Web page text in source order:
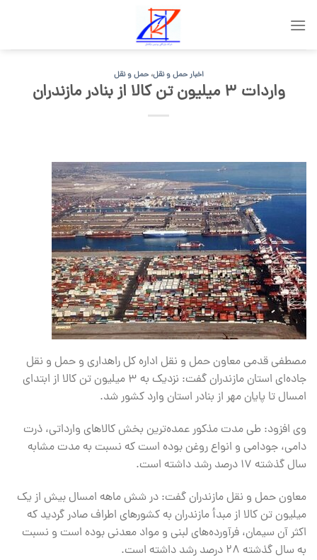
اخبار حمل و نقل،حمل و نقل
واردات ۳ میلیون تن کالا از بنادر مازندران
مصطفی قدمی معاون حمل و نقل اداره کل راهداری و حمل و نقل
جاده‌ای استان مازندران گفت: نزدیک به ۳ میلیون تن کالا از ابتدای
امسال تا پایان مهر از بنادر استان وارد کشور شد.
وی افزود: طی مدت مذکور عمده‌ترین بخش کالاهای وارداتی، ذرت
دامی، جودامی و انواع روغن بوده است که نسبت به مدت مشابه
سال گذشته ۱۷ درصد رشد داشته است.
معاون حمل و نقل مازندران گفت: در شش ماهه امسال بیش از یک
میلیون تن کالا از مبدأ مازندران به کشورهای اطراف صادر گردید که
اکثر آن سیمان، فرآورده‌های لبنی و مواد معدنی بوده است و نسبت
به سال گذشته ۲۸ درصد رشد داشته است.